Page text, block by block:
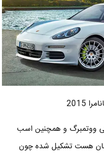
2015
ووتمبرگ و همچنین اسب
هست تشکیل شده چون